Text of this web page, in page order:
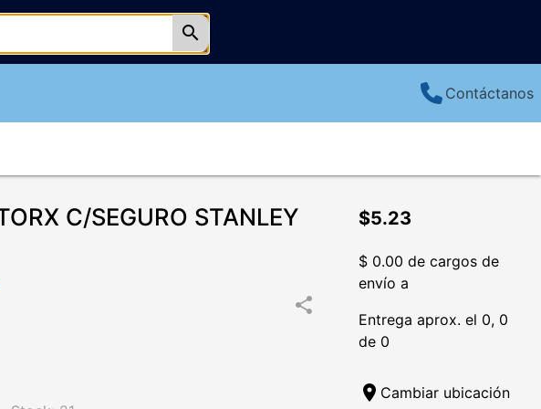
search
Contáctanos
C/SEGURO STANLEY
share
$5.23
$ 0.00 de cargos de
envío a
Entrega aprox. el 0, 0
de 0
location_on Cambiar ubicación